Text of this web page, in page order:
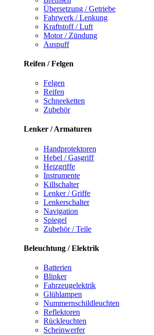
Übersetzung / Getriebe
Fahrwerk / Lenkung
Kraftstoff / Luft
Motor / Zündung
Auspuff
Reifen / Felgen
Felgen
Reifen
Schneeketten
Zubehör
Lenker / Armaturen
Handprotektoren
Hebel / Gasgriff
Heizgriffe
Instrumente
Killschalter
Lenker / Griffe
Lenkerschalter
Navigation
Spiegel
Zubehör / Teile
Beleuchtung / Elektrik
Batterien
Blinker
Fahrzeugelektrik
Glühlampen
Nummernschildleuchten
Reflektoren
Rückleuchten
Scheinwerfer